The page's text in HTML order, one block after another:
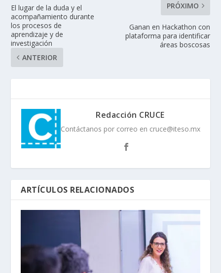
El lugar de la duda y el
acompañamiento durante
los procesos de
aprendizaje y de
investigación
ANTERIOR
PRÓXIMO
Ganan en Hackathon con
plataforma para identificar
áreas boscosas
Redacción CRUCE
Contáctanos por correo en cruce@iteso.mx
ARTÍCULOS RELACIONADOS